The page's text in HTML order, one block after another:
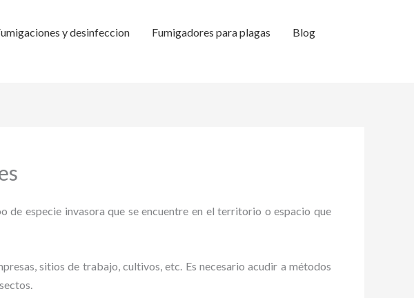
y desinfeccion Fumigadores para plagas
Blog
especie invasora que se encuentre en el territorio o espacio que
sitios de trabajo, cultivos, etc. Es necesario acudir a métodos